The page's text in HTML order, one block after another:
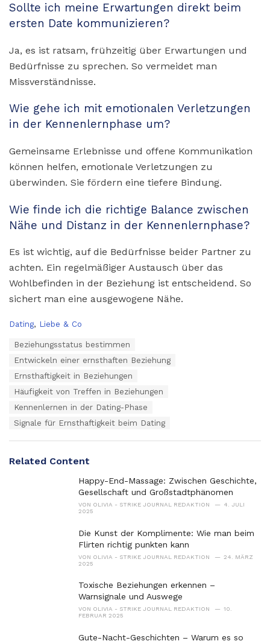
Sollte ich meine Erwartungen direkt beim
ersten Date kommunizieren?
Ja, es ist ratsam, frühzeitig über Erwartungen und
Bedürfnisse zu sprechen. So vermeidet man
Missverständnisse.
Wie gehe ich mit emotionalen Verletzungen
in der Kennenlernphase um?
Gemeinsame Erlebnisse und offene Kommunikation
können helfen, emotionale Verletzungen zu
überwinden. Sie fördern eine tiefere Bindung.
Wie finde ich die richtige Balance zwischen
Nähe und Distanz in der Kennenlernphase?
Es ist wichtig, auf die Bedürfnisse beider Partner zu
achten. Ein regelmäßiger Austausch über das
Wohlbefinden in der Beziehung ist entscheidend. So
sichert man eine ausgewogene Nähe.
C
Dating, Liebe & Co
Beziehungsstatus bestimmen
Entwickeln einer ernsthaften Beziehung
Ernsthaftigkeit in Beziehungen
Häufigkeit von Treffen in Beziehungen
Kennenlernen in der Dating-Phase
Signale für Ernsthaftigkeit beim Dating
Related Content
Happy-End-Massage: Zwischen Geschichte,
Gesellschaft und Großstadtphänomen
VON OLIVIA - STRIKE JOURNAL REDAKTION
4. JULI
2025
Die Kunst der Komplimente: Wie man beim
Flirten richtig punkten kann
VON OLIVIA - STRIKE JOURNAL REDAKTION
24. MÄRZ
2025
Toxische Beziehungen erkennen –
Warnsignale und Auswege
VON OLIVIA - STRIKE JOURNAL REDAKTION
10.
FEBRUAR 2025
Gute-Nacht-Geschichten – Warum es so